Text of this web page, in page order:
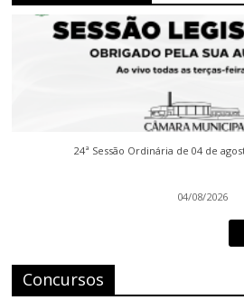
24ª Sessão Ordinária de 04 de
04/08/2026
Concursos